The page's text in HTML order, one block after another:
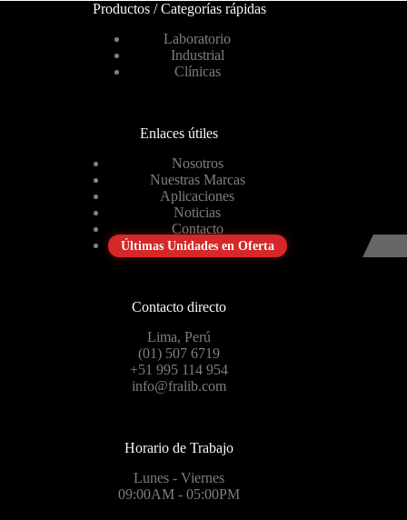
Productos / Categorías rápidas
Laboratorio
Industrial
Clínicas
Enlaces útiles
Nosotros
Nuestras Marcas
Aplicaciones
Noticias
Contacto
Últimas Unidades en Oferta
Contacto directo
Lima, Perú
(01) 507 6719
+51 995 114 954
info@fralib.com
Horario de Trabajo
Lunes - Viernes
09:00AM - 05:00PM